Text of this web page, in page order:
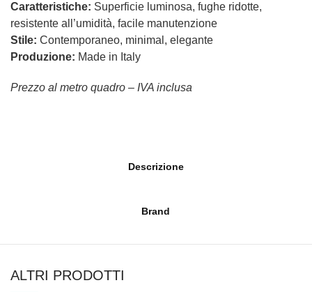
Descrizione
Brand
Caratteristiche: Superficie luminosa, fughe ridotte,
resistente all’umidità, facile manutenzione
Stile: Contemporaneo, minimal, elegante
Produzione: Made in Italy
Prezzo al metro quadro – IVA inclusa
ALTRI PRODOTTI